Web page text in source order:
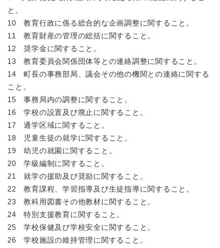
と。
10 教育行政に係る総合的な企画調整に関すること。
11 教育財産の管理の総括に関すること。
12 奨学金に関すること。
13 教育委員会関係団体等との連絡調整に関すること。
14 町長の事務部局、議会その他の機関との連絡に関する
こと。
15 事務局内の調整に関すること。
16 学校の設置及び廃止に関すること。
17 通学区域に関すること。
18 児童生徒の就学に関すること。
19 幼児の就園に関すること。
20 学級編制に関すること。
21 就学の援助及び奨励に関すること。
22 教育課程、学習指導及び生徒指導に関すること。
23 教科用図書その他教材に関すること。
24 特別支援教育に関すること。
25 学校保健及び学校安全に関すること。
26 学校施設の維持管理に関すること。